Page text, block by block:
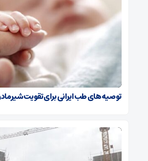
توصیه‌های طب ایرانی برای تقویت